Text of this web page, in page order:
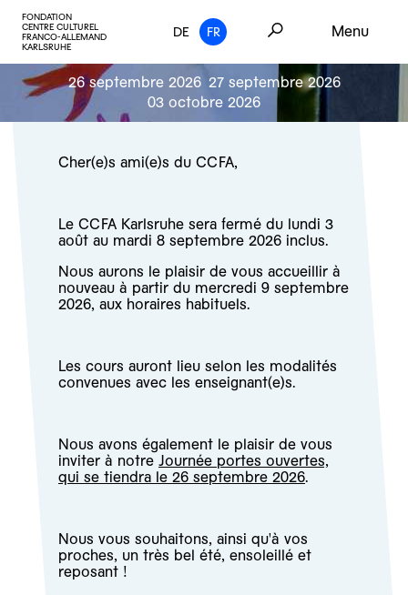
FONDATION
CENTRE CULTUREL
FRANCO-ALLEMAND
KARLSRUHE
DE FR Menu
26 septembre 2026 27 septembre 2026
03 octobre 2026
Cher(e)s ami(e)s du CCFA,
Le CCFA Karlsruhe sera fermé du lundi 3
août au mardi 8 septembre 2026 inclus.
Nous aurons le plaisir de vous accueillir à
nouveau à partir du mercredi 9 septembre
2026, aux horaires habituels.
Les cours auront lieu selon les modalités
convenues avec les enseignant(e)s.
Nous avons également le plaisir de vous
inviter à notre Journée portes ouvertes,
qui se tiendra le 26 septembre 2026.
Nous vous souhaitons, ainsi qu'à vos
proches, un très bel été, ensoleillé et
reposant !